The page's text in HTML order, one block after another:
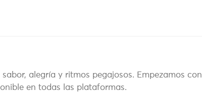
alegría y ritmos pegajosos. Empezamos con
en todas las plataformas.